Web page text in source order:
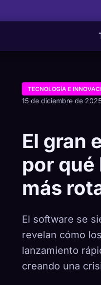
TECNOLOGÍA E
15 de diciembre de
El gran
por
más
El software se
revelan cómo
lanzamiento
creando una
🧬Xeno